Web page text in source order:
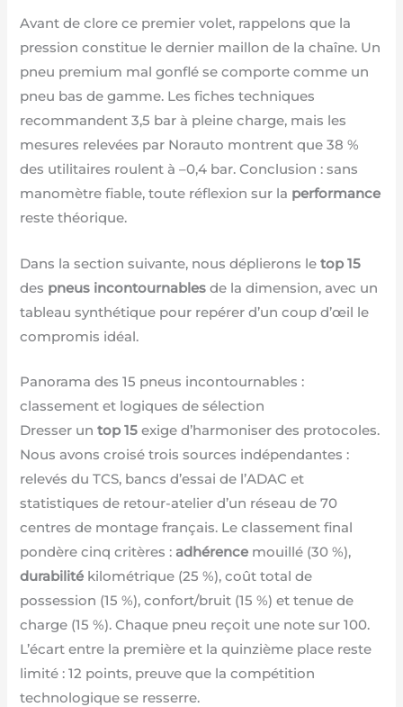
Avant de clore ce premier volet, rappelons que la
pression constitue le dernier maillon de la chaîne. Un
pneu premium mal gonflé se comporte comme un
pneu bas de gamme. Les fiches techniques
recommandent 3,5 bar à pleine charge, mais les
mesures relevées par Norauto montrent que 38 %
des utilitaires roulent à –0,4 bar. Conclusion : sans
manomètre fiable, toute réflexion sur la performance
reste théorique.
Dans la section suivante, nous déplierons letop 15
des pneus incontournables de la dimension, avec un
tableau synthétique pour repérer d’un coup d’œil le
compromis idéal.
Panorama des 15 pneus incontournables :
classement et logiques de sélection
Dresser untop 15 exige d’harmoniser des protocoles.
Nous avons croisé trois sources indépendantes :
relevés du TCS, bancs d’essai de l’ADAC et
statistiques de retour-atelier d’un réseau de 70
centres de montage français. Le classement final
pondère cinq critères :adhérence mouillé (30 %),
durabilité kilométrique (25 %), coût total de
possession (15 %), confort/bruit (15 %) et tenue de
charge (15 %). Chaque pneu reçoit une note sur 100.
L’écart entre la première et la quinzième place reste
limité : 12 points, preuve que la compétition
technologique se resserre.